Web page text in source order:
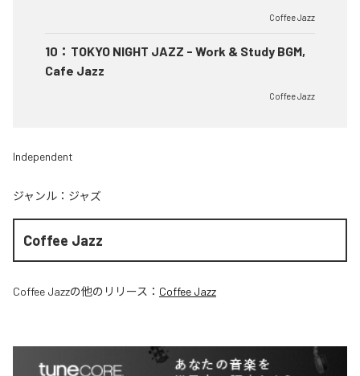
Coffee Jazz
10 ： TOKYO NIGHT JAZZ - Work & Study BGM,
Cafe Jazz
Coffee Jazz
Independent
ジャンル： ジャズ
Coffee Jazz
Coffee Jazzの他のリリース： Coffee Jazz